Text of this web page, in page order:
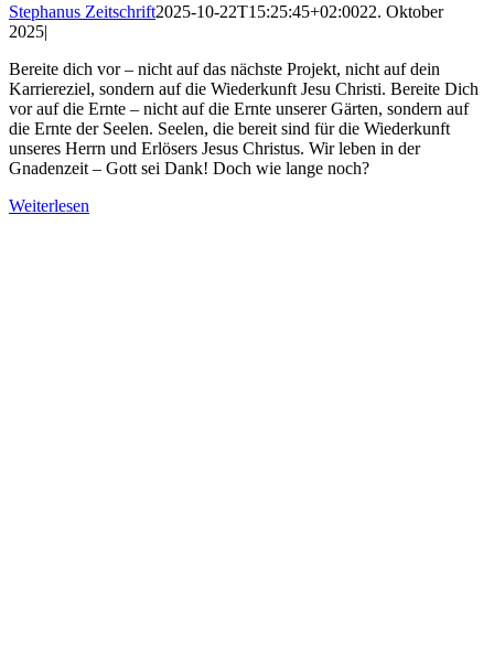
Stephanus Zeitschrift2025-10-22T15:25:45+02:0022. Oktober
2025|
Bereite dich vor – nicht auf das nächste Projekt, nicht auf dein
Karriereziel, sondern auf die Wiederkunft Jesu Christi. Bereite Dich
vor auf die Ernte – nicht auf die Ernte unserer Gärten, sondern auf
die Ernte der Seelen. Seelen, die bereit sind für die Wiederkunft
unseres Herrn und Erlösers Jesus Christus. Wir leben in der
Gnadenzeit – Gott sei Dank! Doch wie lange noch?
Weiterlesen